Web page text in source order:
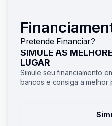
Pretende Financiar?
SIMULE AS
LUGAR
Simule seu financiamento
bancos e consiga a melhor